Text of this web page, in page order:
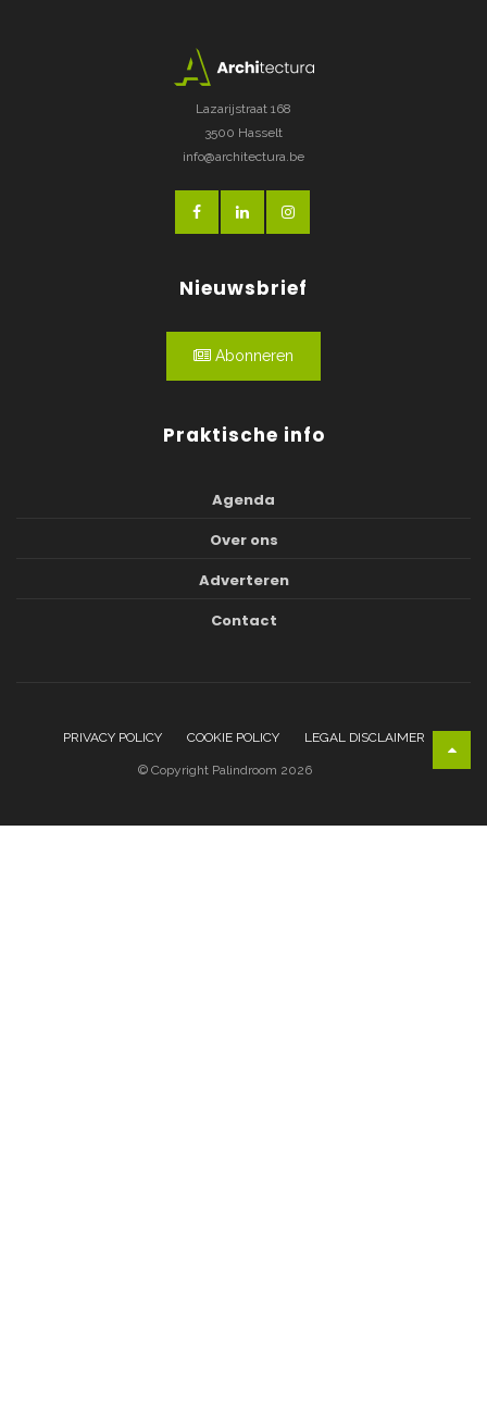
Lazarijstraat 168
3500 Hasselt
info@architectura.be
Nieuwsbrief
Abonneren
Praktische info
Agenda
Over ons
Adverteren
Contact
PRIVACY POLICY COOKIE POLICY LEGAL DISCLAIMER
© Copyright Palindroom 2026